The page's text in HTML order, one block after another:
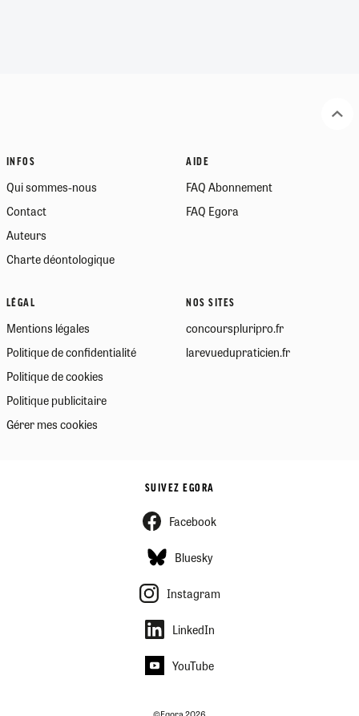
INFOS
Qui sommes-nous
Contact
Auteurs
Charte déontologique
AIDE
FAQ Abonnement
FAQ Egora
LÉGAL
Mentions légales
Politique de confidentialité
Politique de cookies
Politique publicitaire
Gérer mes cookies
NOS SITES
concourspluripro.fr
larevuedupraticien.fr
SUIVEZ EGORA
Facebook
Bluesky
Instagram
LinkedIn
YouTube